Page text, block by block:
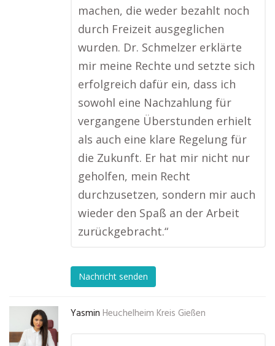
machen, die weder bezahlt noch
durch Freizeit ausgeglichen
wurden. Dr. Schmelzer erklärte
mir meine Rechte und setzte sich
erfolgreich dafür ein, dass ich
sowohl eine Nachzahlung für
vergangene Überstunden erhielt
als auch eine klare Regelung für
die Zukunft. Er hat mir nicht nur
geholfen, mein Recht
durchzusetzen, sondern mir auch
wieder den Spaß an der Arbeit
zurückgebracht.“
Nachricht senden
Yasmin Heuchelheim Kreis Gießen